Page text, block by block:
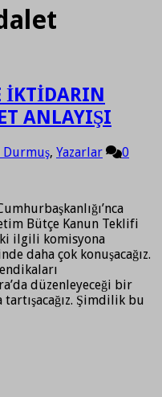
İKTİDARIN
ANLAYIŞI
Durmuş, Yazarlar 0
Bütçe Kanun Teklifi
ilgili komisyona
daha çok konuşacağız.
düzenleyeceği bir
Şimdilik bu